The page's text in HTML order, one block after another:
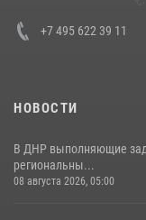
+7 495 622 39 11
НОВОСТИ
В ДНР выполняющие
региональны...
08 августа 2026, 05:00